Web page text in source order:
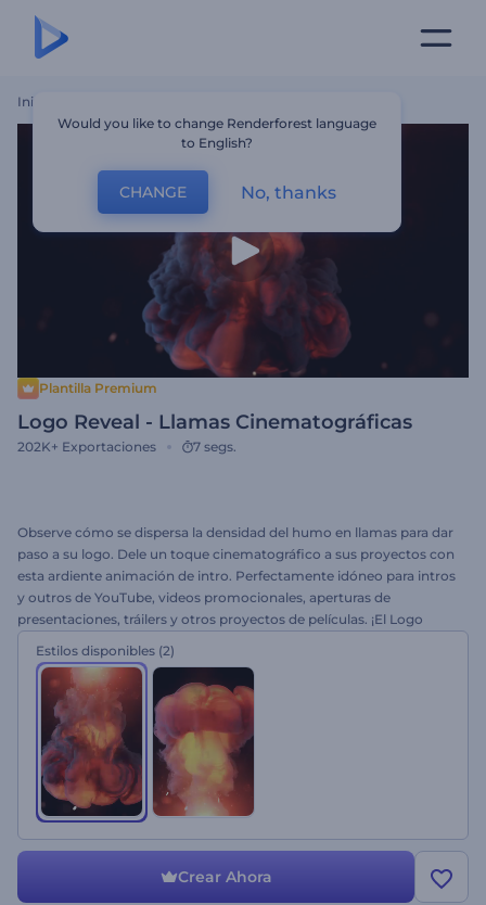
Inicio
Plantilla Premium
Logo Reveal - Llamas Cinematográficas
202K+ Exportaciones 7 segs.
Observe cómo se dispersa la densidad del humo en llamas para dar
paso a su logo. Dele un toque cinematográfico a sus proyectos con
esta ardiente animación de intro. Perfectamente idóneo para intros
y outros de YouTube, videos promocionales, aperturas de
presentaciones, tráilers y otros proyectos de películas. ¡El Logo
Estilos disponibles (2)
Crear Ahora
Would you like to change Renderforest language
to English?
CHANGE No, thanks